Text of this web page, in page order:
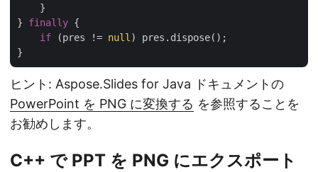
    }
} finally {
if (pres != null ) pres.dispose();
ヒント: Aspose.Slides for Java ドキュメントの
PowerPoint を PNG に変換する を参照することを
お勧めします。
C++ で PPT を PNG にエクスポート